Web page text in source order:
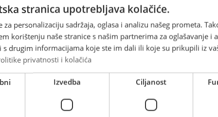
primitku pošiljke.
mogu poslati pošiljku uz povrat
/ otkupninom (primatelj plaća
preuzimanja/uručenja pošiljke)?
osoba iz Bosne i Hercegovine može poslati pošiljku s
zemlje:
stranica upotrebljava kolačiće.
za personalizaciju sadržaja, oglasa i analizu našeg prometa.
korištenju naše stranice s našim partnerima za oglašavanje i
drugim informacijama koje ste im dali ili koje su prikupili iz
privatnosti i kolačića
Izvedba Ciljanost